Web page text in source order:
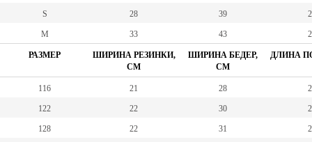
S 28 39
M 33 43
РАЗМЕР
ШИРИНА РЕЗИНКИ,
СМ
ШИРИНА БЕДЕР,
СМ
ДЛИНА
116 21 28
122 22 30
128 22 31